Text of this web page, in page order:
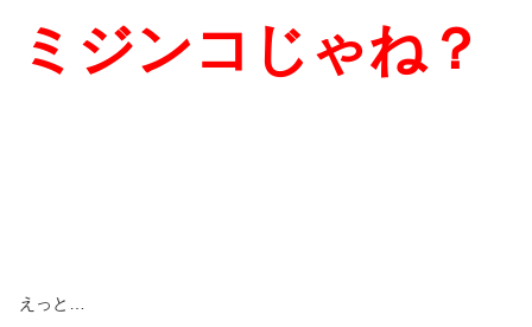
ミジンコじゃね？
えっと…